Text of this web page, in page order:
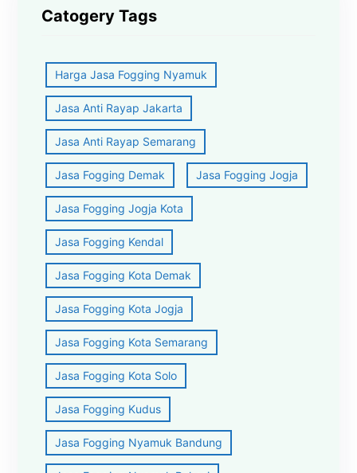
Catogery Tags
Harga Jasa Fogging Nyamuk
Jasa Anti Rayap Jakarta
Jasa Anti Rayap Semarang
Jasa Fogging Demak Jasa Fogging Jogja
Jasa Fogging Jogja Kota
Jasa Fogging Kendal
Jasa Fogging Kota Demak
Jasa Fogging Kota Jogja
Jasa Fogging Kota Semarang
Jasa Fogging Kota Solo
Jasa Fogging Kudus
Jasa Fogging Nyamuk Bandung